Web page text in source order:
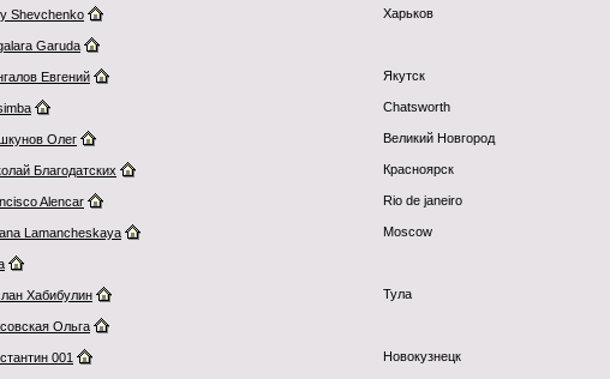
Shevchenko Харьков
Garuda
Евгений Якутск
Chatsworth
Олег Великий Новгород
Благодатских Красноярск
Alencar Rio de janeiro
Lamancheskaya Moscow
Хабибулин Тула
Ольга
001 Новокузнецк